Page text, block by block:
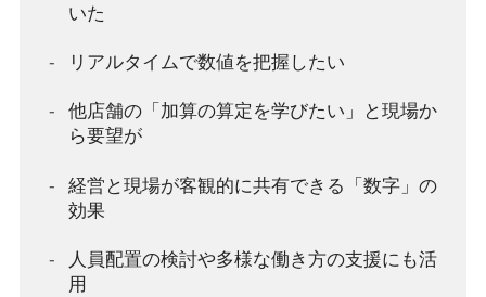
いた
リアルタイムで数値を把握したい
他店舗の「加算の算定を学びたい」と現場か
ら要望が
経営と現場が客観的に共有できる「数字」の
効果
人員配置の検討や多様な働き方の支援にも活
用